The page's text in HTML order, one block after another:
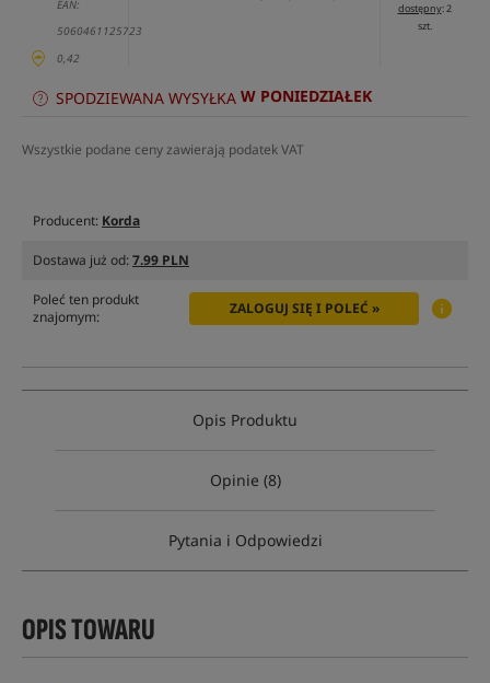
EAN:
5060461125723
0,42
dostępny: 2
szt.
SPODZIEWANA WYSYŁKA W PONIEDZIAŁEK
Wszystkie podane ceny zawierają podatek VAT
Producent: Korda
Dostawa już od:7.99 PLN
Poleć ten produkt
znajomym:
ZALOGUJ SIĘ I POLEĆ »
Opis Produktu
Opinie (8)
Pytania i Odpowiedzi
OPIS TOWARU